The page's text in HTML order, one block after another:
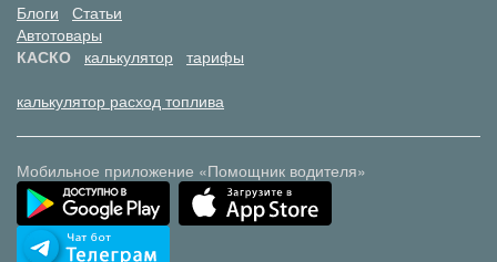
Блоги
Статьи
Автотовары
КАСКО
калькулятор тарифы
калькулятор расход топлива
Мобильное приложение «Помощник водителя»